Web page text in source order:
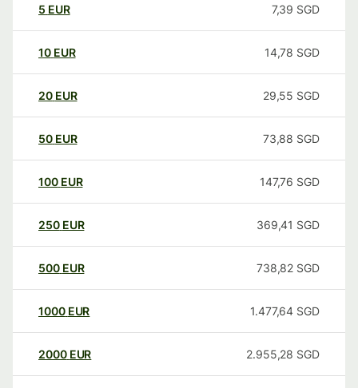
5 EUR 7,39 SGD
10 EUR 14,78 SGD
20 EUR 29,55 SGD
50 EUR 73,88 SGD
100 EUR 147,76 SGD
250 EUR 369,41 SGD
500 EUR 738,82 SGD
1000 EUR 1.477,64 SGD
2000 EUR 2.955,28 SGD